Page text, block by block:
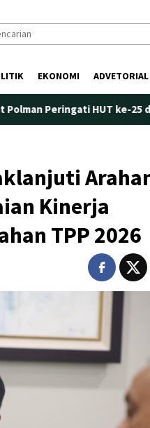
EKONOMI ADVETORIAL
HUT ke-25 dengan Aksi
Kinerja
TPP 2026